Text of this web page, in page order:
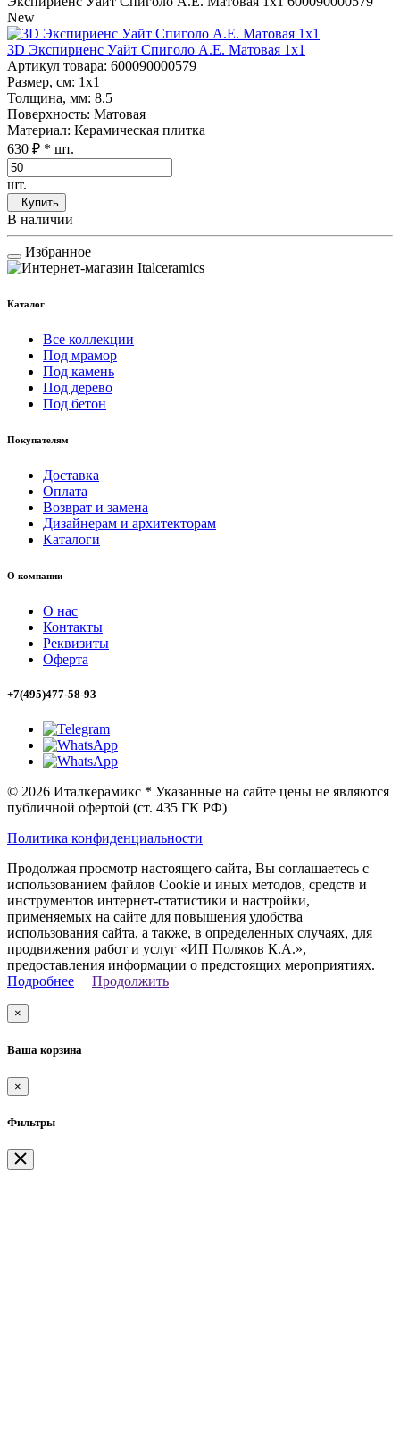
New
3D Экспириенс Уайт Спиголо А.Е. Матовая 1x1
Артикул товара: 600090000579
Размер, см: 1x1
Толщина, мм: 8.5
Поверхность: Матовая
Материал: Керамическая плитка
630 ₽ * шт.
шт.
Купить
В наличии
Избранное
Каталог
Все коллекции
Под мрамор
Под камень
Под дерево
Под бетон
Покупателям
Доставка
Оплата
Возврат и замена
Дизайнерам и архитекторам
Каталоги
О компании
О нас
Контакты
Реквизиты
Оферта
+7(495)477-58-93
© 2026 Италкерамикс * Указанные на сайте цены не являются
публичной офертой (ст. 435 ГК РФ)
Политика конфиденциальности
Продолжая просмотр настоящего сайта, Вы соглашаетесь с
использованием файлов Cookie и иных методов, средств и
инструментов интернет-статистики и настройки,
применяемых на сайте для повышения удобства
использования сайта, а также, в определенных случаях, для
продвижения работ и услуг «ИП Поляков К.А.»,
предоставления информации о предстоящих мероприятиях.
Подробнее
Продолжить
×
Ваша корзина
×
Фильтры